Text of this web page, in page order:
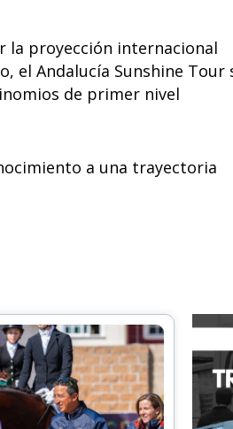
la proyección internacional
el Andalucía Sunshine Tour
de primer nivel
a una trayectoria